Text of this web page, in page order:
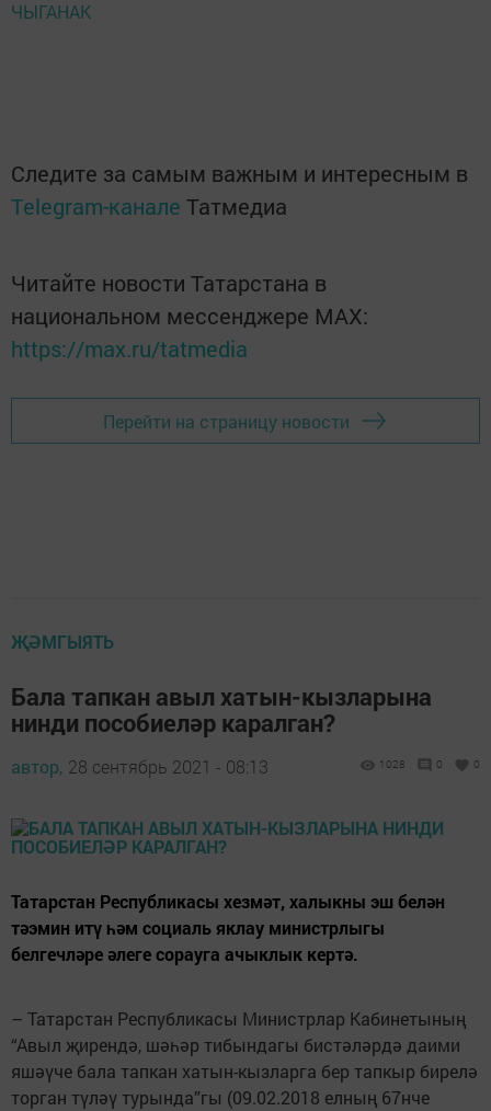
ЧЫГАНАК
Следите за самым важным и интересным в
Telegram-канале Татмедиа
Читайте новости Татарстана в
национальном мессенджере MАХ:
https://max.ru/tatmedia
Перейти на страницу новости
ҖӘМГЫЯТЬ
Бала тапкан авыл хатын-кызларына
нинди пособиеләр каралган?
автор, 28 сентябрь 2021 - 08:13 1028 0 0
Татарстан Республикасы хезмәт, халыкны эш белән
тәэмин итү һәм социаль яклау министрлыгы
белгечләре әлеге сорауга ачыклык кертә.
– Татарстан Республикасы Министрлар Кабинетының
“Авыл җирендә, шәһәр тибындагы бистәләрдә даими
яшәүче бала тапкан хатын-кызларга бер тапкыр бирелә
торган түләү турында”гы (09.02.2018 елның 67нче